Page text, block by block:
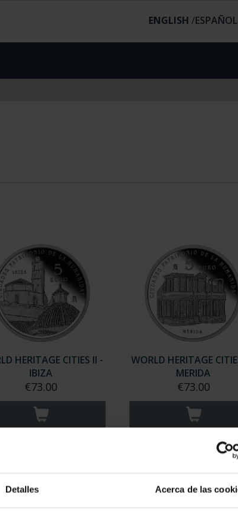
Detalles Acerca de las
ENGLISH /
HERITAGE CITIES II -
IBIZA
€73.00
WORLD HERITAGE
MERIDA
€73.00